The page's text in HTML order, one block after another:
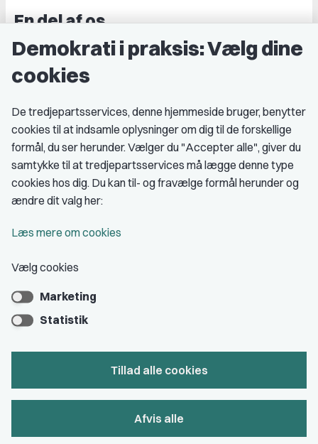
En del af os
Grupper og kredse
Studenterorganisationer
Medlemskab
Fordele som medlem
Kontingent
Bliv medlem
Privatlivs- & cookiepolitik
Demokrati i praksis: Vælg dine
cookies
De tredjepartsservices, denne hjemmeside bruger, benytter
cookies til at indsamle oplysninger om dig til de forskellige
formål, du ser herunder. Vælger du "Accepter alle", giver du
samtykke til at tredjepartsservices må lægge denne type
cookies hos dig. Du kan til- og fravælge formål herunder og
ændre dit valg her:
Læs mere om cookies
Vælg cookies
Marketing
Statistik
Tillad alle cookies
Afvis alle